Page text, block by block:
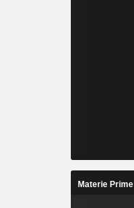
Materie Prime